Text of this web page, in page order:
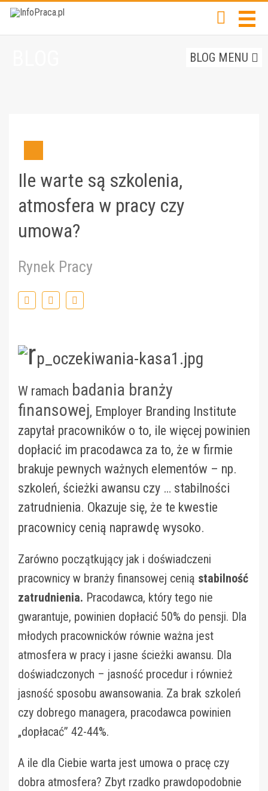
BLOG MENU
Ile warte są szkolenia,
atmosfera w pracy czy
umowa?
Rynek Pracy
W ramach badania branży
finansowej, Employer Branding Institute
zapytał pracowników o to, ile więcej powinien
dopłacić im pracodawca za to, że w firmie
brakuje pewnych ważnych elementów – np.
szkoleń, ścieżki awansu czy … stabilności
zatrudnienia. Okazuje się, że te kwestie
pracownicy cenią naprawdę wysoko.
Zarówno początkujący jak i doświadczeni
pracownicy w branży finansowej cenią stabilność
zatrudnienia. Pracodawca, który tego nie
gwarantuje, powinien dopłacić 50% do pensji. Dla
młodych pracownicków równie ważna jest
atmosfera w pracy i jasne ścieżki awansu. Dla
doświadczonych – jasność procedur i również
jasność sposobu awansowania. Za brak szkoleń
czy dobrego managera, pracodawca powinien
„dopłacać” 42-44%.
A ile dla Ciebie warta jest umowa o pracę czy
dobra atmosfera? Zbyt rzadko prawdopodobnie